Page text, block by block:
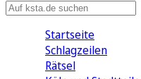
Startseite
Schlagzeilen
Rätsel